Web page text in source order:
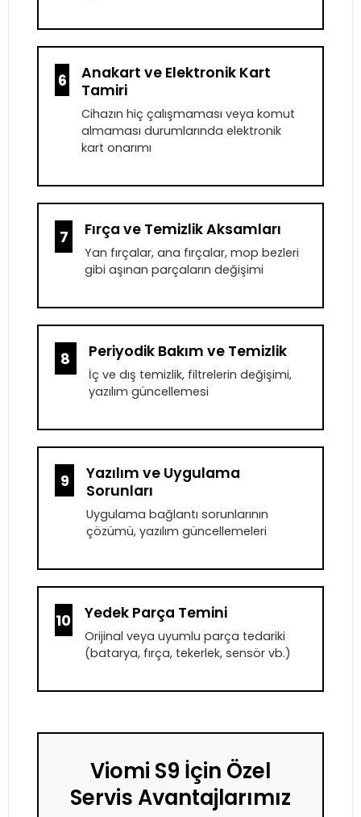
6
Anakart ve Elektronik Kart
Tamiri
Cihazın hiç çalışmaması veya komut
almaması durumlarında elektronik
kart onarımı
7 Fırça ve Temizlik Aksamları
Yan fırçalar, ana fırçalar, mop bezleri
gibi aşınan parçaların değişimi
8 Periyodik Bakım ve Temizlik
İç ve dış temizlik, filtrelerin değişimi,
yazılım güncellemesi
9
Yazılım ve Uygulama
Sorunları
Uygulama bağlantı sorunlarının
çözümü, yazılım güncellemeleri
10 Yedek Parça Temini
Orijinal veya uyumlu parça tedariki
(batarya, fırça, tekerlek, sensör vb.)
Viomi S9 İçin Özel
Servis Avantajlarımız